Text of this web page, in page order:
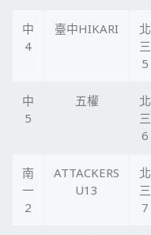
中
4
臺中HIKARI
北
三
5
中
5
五權
北
三
6
南
一
2
ATTACKERS
U13
北
三
7